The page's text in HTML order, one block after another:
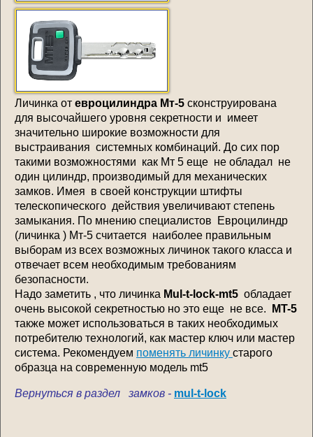
Личинка от евроцилиндра Мт-5 сконструирована
для высочайшего уровня секретности и имеет
значительно широкие возможности для
выстраивания системных комбинаций. До сих пор
такими возможностями как Мт 5 еще не обладал не
один цилиндр, производимый для механических
замков. Имея в своей конструкции штифты
телескопического действия увеличивают степень
замыкания. По мнению специалистов Евроцилиндр
(личинка ) Мт-5 считается наиболее правильным
выборам из всех возможных личинок такого класса и
отвечает всем необходимым требованиям
безопасности.
Надо заметить , что личинка Mul-t-lock-mt5 обладает
очень высокой секретностью но это еще не все.
MT-5
также может использоваться в таких необходимых
потребителю технологий, как мастер ключ или мастер
система. Рекомендуем поменять личинку старого
образца на современную модель mt5
Вернуться в раздел замков - mul-t-lock